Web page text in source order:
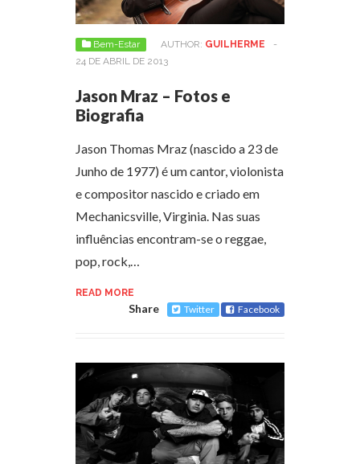
Bem-Estar AUTHOR: GUILHERME
-
24 DE ABRIL DE 2013
Jason Mraz – Fotos e
Biografia
Jason Thomas Mraz (nascido a 23 de
Junho de 1977) é um cantor, violonista
e compositor nascido e criado em
Mechanicsville, Virginia. Nas suas
influências encontram-se o reggae,
pop, rock,…
READ MORE
Share Twitter Facebook